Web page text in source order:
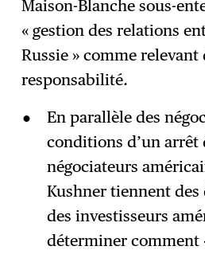
Maison-Blanche sous-
« gestion des relations
Russie » comme relevant
responsabilité.
En parallèle des
conditions d’un arrêt
négociateurs
Kushner tiennent des
des investisseurs
déterminer comment